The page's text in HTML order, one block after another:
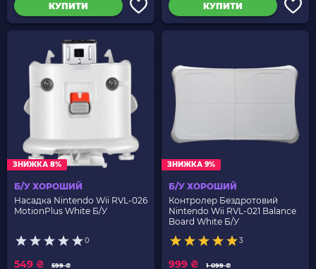
КУПИТИ КУПИТИ
ЗНИЖКА 8%
Б/У ХОРОШИЙ
Насадка Nintendo Wii RVL-026
MotionPlus White Б/У
0
599 ₴
549 ₴
ЗНИЖКА 9%
Б/У ХОРОШИЙ
Контролер Бездротовий
Nintendo Wii RVL-021 Balance
Board White Б/У
3
1 099 ₴
999 ₴